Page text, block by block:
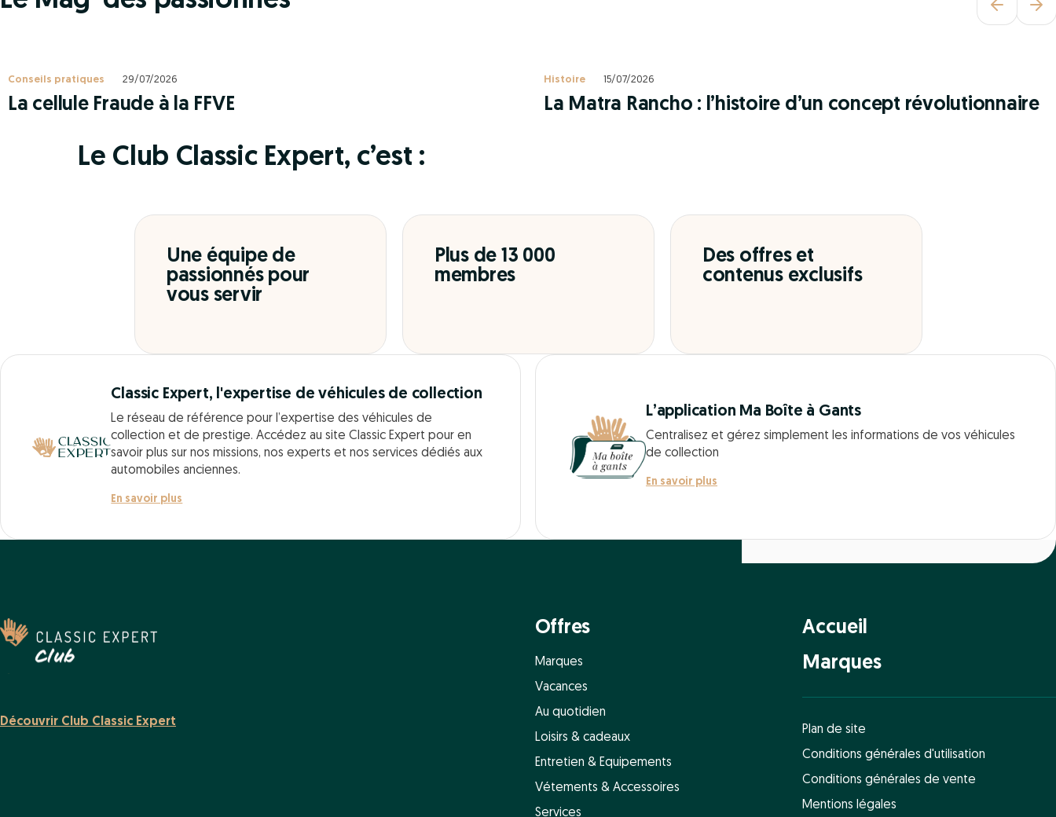
Conseils pratiques 29/07/2026
La cellule Fraude à la FFVE
Histoire 15/07/2026
La Matra Rancho : l’histoire d’un concept révolutionnaire
Le Club Classic Expert, c’est :
Une équipe de
passionnés pour
vous servir
Plus de 13 000
membres
Des offres et
contenus exclusifs
Classic Expert, l'expertise de véhicules de collection
Le réseau de référence pour l’expertise des véhicules de
collection et de prestige. Accédez au site Classic Expert pour en
savoir plus sur nos missions, nos experts et nos services dédiés aux
automobiles anciennes.
En savoir plus
L’application Ma Boîte à Gants
Centralisez et gérez simplement les informations de vos véhicules
de collection
En savoir plus
Découvrir Club Classic Expert
Offres
Marques
Vacances
Au quotidien
Loisirs & cadeaux
Entretien & Equipements
Vétements & Accessoires
Services
Accueil
Marques
Plan de site
Conditions générales d'utilisation
Conditions générales de vente
Mentions légales